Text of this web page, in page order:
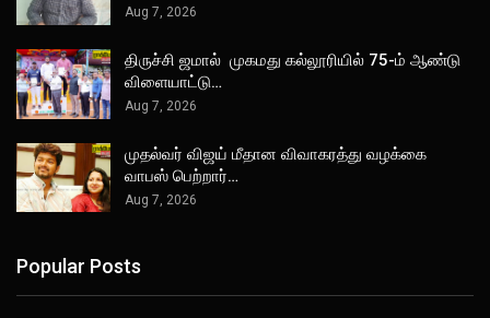
Aug 7, 2026
திருச்சி ஜமால் முகமது கல்லூரியில் 75-ம் ஆண்டு
விளையாட்டு…
Aug 7, 2026
முதல்வர் விஜய் மீதான விவாகரத்து வழக்கை
வாபஸ் பெற்றார்…
Aug 7, 2026
Popular Posts